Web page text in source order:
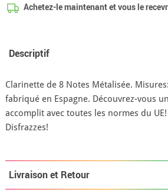
Achetez-le maintenant et vous le
Descriptif
Clarinette de 8 Notes Métalisée. Misures:
fabriqué en Espagne. Découvrez-vous
accomplit avec toutes les normes du
Disfrazzes!
Livraison et Retour